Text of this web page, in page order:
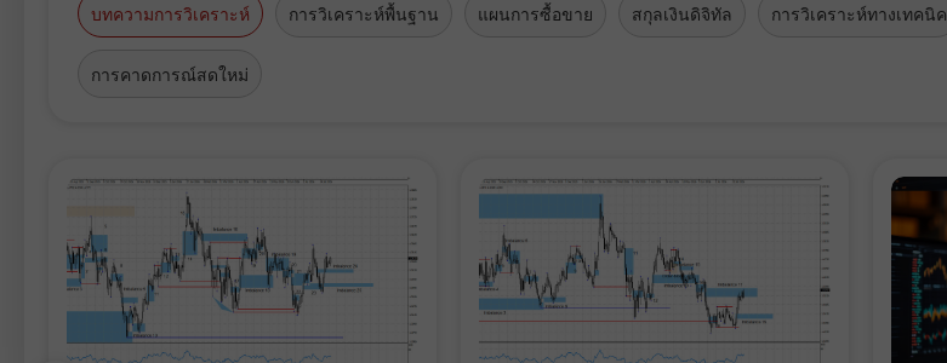
บทความการวิเคราะห์ การวิเคราะห์พื้นฐาน แผนการซื้อขาย สกุลเงินดิจิทัล การวิเคราะห์ทางเทคนิค
การคาดการณ์สดใหม่